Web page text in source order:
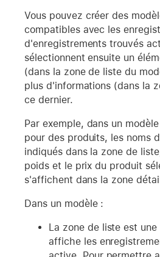
Vous pouvez créer des
compatibles avec les
d'enregistrements trouvés
sélectionnent ensuite un
(dans la zone de liste du
plus d'informations (dans la
ce dernier.
Par exemple, dans un
pour des produits, les noms
indiqués dans la zone de
poids et le prix du produit
s'affichent dans la zone
Dans un modèle :
La zone de liste est
affiche les